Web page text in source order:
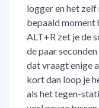
logger en het zelf
bepaald
ALT+R zet je de
de paar
dat vraagt enige
kort dan loop je
als het tegen-